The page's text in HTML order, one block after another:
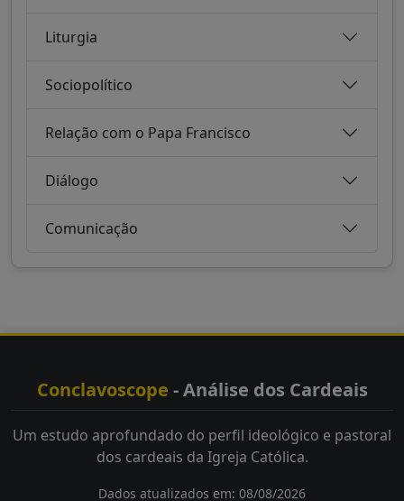
Liturgia
Sociopolítico
Relação com o Papa Francisco
Diálogo
Comunicação
Conclavoscope - Análise dos Cardeais
Um estudo aprofundado do perfil ideológico e pastoral
dos cardeais da Igreja Católica.
Dados atualizados em: 08/08/2026